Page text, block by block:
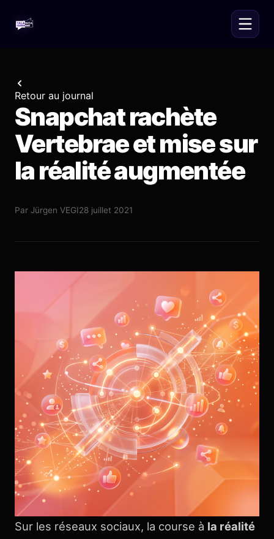
Retour au journal
Snapchat rachète
Vertebrae et mise sur
la réalité augmentée
Par Jürgen VEGI28 juillet 2021
Sur les réseaux sociaux, la course à la réalité